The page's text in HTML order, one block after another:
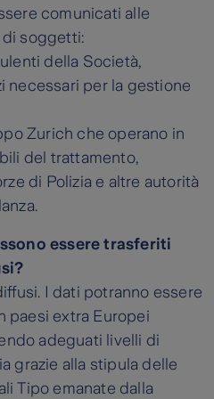
comunicati alle
soggetti:
della Società,
necessari per la gestione
Zurich che operano in
del trattamento,
di Polizia e altre autorità
essere trasferiti
I dati potranno essere
paesi extra Europei
adeguati livelli di
grazie alla stipula delle
Tipo emanate dalla